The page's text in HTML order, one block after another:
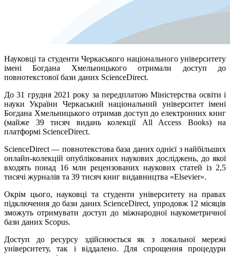
Науковці та студенти Черкаського національного університету
імені Богдана Хмельницького отримали доступ до
повнотекстової бази даних ScienceDirect.
До 31 грудня 2021 року за передплатою Міністерства освіти і
науки України Черкаський національний університет імені
Богдана Хмельницького отримав доступ до електронних книг
(майже 39 тисяч видань колекції All Access Books) на
платформі ScienceDirect.
ScienceDirect — повнотекстова база даних однієї з найбільших
онлайн-колекцій опублікованих наукових досліджень, до якої
входять понад 16 млн рецензованих наукових статей із 2,5
тисячі журналів та 39 тисяч книг видавництва «Elsevier».
Окрім цього, науковці та студенти університету на правах
підключення до бази даних ScienceDirect, упродовж 12 місяців
зможуть отримувати доступ до міжнародної наукометричної
бази даних Scopus.
Доступ до ресурсу здійснюється як з локальної мережі
університету, так і віддалено. Для спрощення процедури